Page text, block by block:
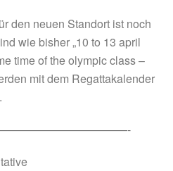
den neuen Standort ist noch
wie bisher „10 to 13 april
time of the olympic class –
mit dem Regattakalender